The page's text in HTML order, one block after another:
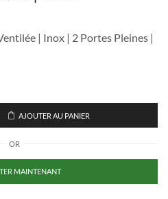
| Inox | 2 Portes Pleines |
AJOUTER AU PANIER
OR
MAINTENANT